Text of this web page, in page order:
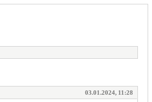
03.01.2024, 11:28